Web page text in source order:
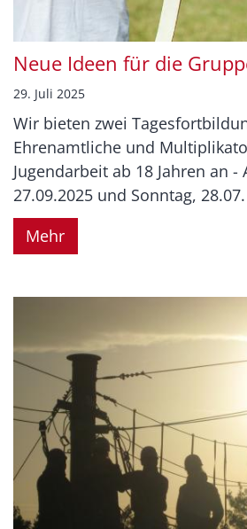
Neue Ideen für die
29. Juli 2025
Wir bieten zwei
Ehrenamtliche und
Jugendarbeit ab 18 Jahren an -
27.09.2025 und Sonntag,
Mehr